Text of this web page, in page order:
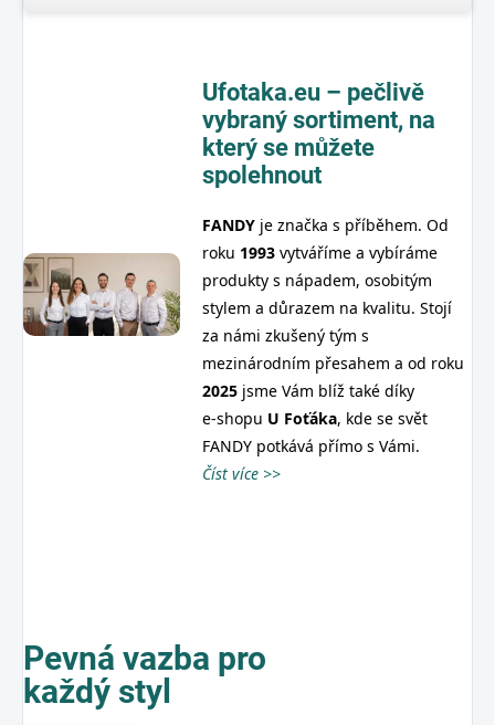
Ufotaka.eu – pečlivě
vybraný sortiment, na
který se můžete
spolehnout
FANDY je značka s příběhem. Od
roku 1993 vytváříme a vybíráme
produkty s nápadem, osobitým
stylem a důrazem na kvalitu. Stojí
za námi zkušený tým s
mezinárodním přesahem a od roku
2025 jsme Vám blíž také díky
e‑shopu U Foťáka, kde se svět
FANDY potkává přímo s Vámi.
Číst více >>
Pevná vazba pro
každý styl